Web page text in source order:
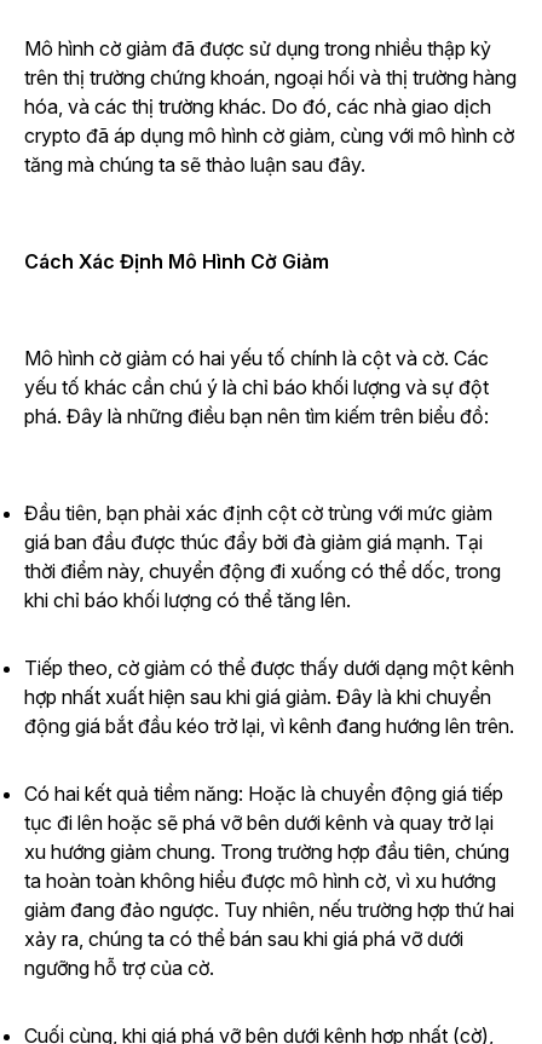
Mô hình cờ giảm đã được sử dụng trong nhiều thập kỷ
trên thị trường chứng khoán, ngoại hối và thị trường hàng
hóa, và các thị trường khác. Do đó, các nhà giao dịch
crypto đã áp dụng mô hình cờ giảm, cùng với mô hình cờ
tăng mà chúng ta sẽ thảo luận sau đây.
Cách Xác Định Mô Hình Cờ Giảm
Mô hình cờ giảm có hai yếu tố chính là cột và cờ. Các
yếu tố khác cần chú ý là chỉ báo khối lượng và sự đột
phá. Đây là những điều bạn nên tìm kiếm trên biểu đồ:
Đầu tiên, bạn phải xác định cột cờ trùng với mức giảm
giá ban đầu được thúc đẩy bởi đà giảm giá mạnh. Tại
thời điểm này, chuyển động đi xuống có thể dốc, trong
khi chỉ báo khối lượng có thể tăng lên.
Tiếp theo, cờ giảm có thể được thấy dưới dạng một kênh
hợp nhất xuất hiện sau khi giá giảm. Đây là khi chuyển
động giá bắt đầu kéo trở lại, vì kênh đang hướng lên trên.
Có hai kết quả tiềm năng: Hoặc là chuyển động giá tiếp
tục đi lên hoặc sẽ phá vỡ bên dưới kênh và quay trở lại
xu hướng giảm chung. Trong trường hợp đầu tiên, chúng
ta hoàn toàn không hiểu được mô hình cờ, vì xu hướng
giảm đang đảo ngược. Tuy nhiên, nếu trường hợp thứ hai
xảy ra, chúng ta có thể bán sau khi giá phá vỡ dưới
ngưỡng hỗ trợ của cờ.
Cuối cùng, khi giá phá vỡ bên dưới kênh hợp nhất (cờ),